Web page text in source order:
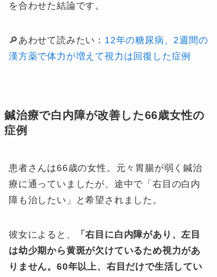
を合わせた結論です。
🔎あわせて読みたい： 12年の糖尿病、2週間の
漢方薬で体力が増えて視力は回復した症例
鍼治療で白内障が改善した66歳女性の
症例
患者さんは66歳の女性。元々胃腸が弱く鍼治
療に通っていましたが、途中で「右目の白内
障も治したい」と希望されました。
彼女によると、
「右目に白内障があり、左目
は幼少期から黄斑が欠けているため視力があ
りません。60年以上、右目だけで生活してい